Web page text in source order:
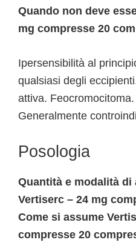
Quando non deve
mg compresse 20
Ipersensibilità al
qualsiasi degli
attiva.
Generalmente
Posologia
Quantità e modalità di
Vertiserc – 24 mg
Come si assume
compresse 20